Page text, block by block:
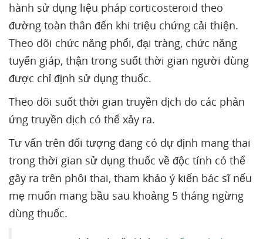
hành sử dụng liệu pháp corticosteroid theo
đường toàn thân đến khi triệu chứng cải thiện.
Theo dõi chức năng phổi, đại tràng, chức năng
tuyến giáp, thận trong suốt thời gian người dùng
được chỉ định sử dụng thuốc.
Theo dõi suốt thời gian truyền dịch do các phản
ứng truyền dịch có thể xảy ra.
Tư vấn trên đối tượng đang có dự định mang thai
trong thời gian sử dụng thuốc về độc tính có thể
gây ra trên phôi thai, tham khảo ý kiến bác sĩ nếu
mẹ muốn mang bầu sau khoảng 5 tháng ngừng
dùng thuốc.